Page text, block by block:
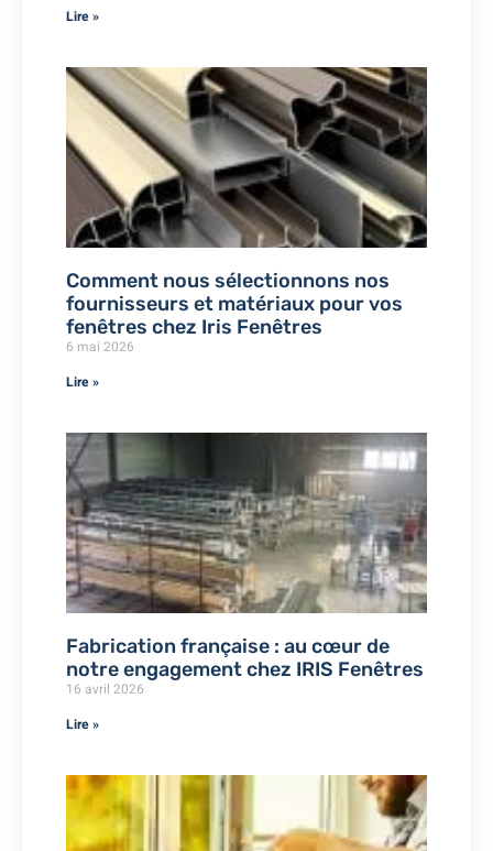
Lire »
Comment nous sélectionnons nos
fournisseurs et matériaux pour vos
fenêtres chez Iris Fenêtres
6 mai 2026
Lire »
Fabrication française : au cœur de
notre engagement chez IRIS Fenêtres
16 avril 2026
Lire »